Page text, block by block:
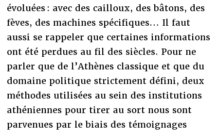
évoluées : avec des cailloux, des bâtons, des
fèves, des machines spécifiques… Il faut
aussi se rappeler que certaines informations
ont été perdues au fil des siècles. Pour ne
parler que de l’Athènes classique et que du
domaine politique strictement défini, deux
méthodes utilisées au sein des institutions
athéniennes pour tirer au sort nous sont
parvenues par le biais des témoignages